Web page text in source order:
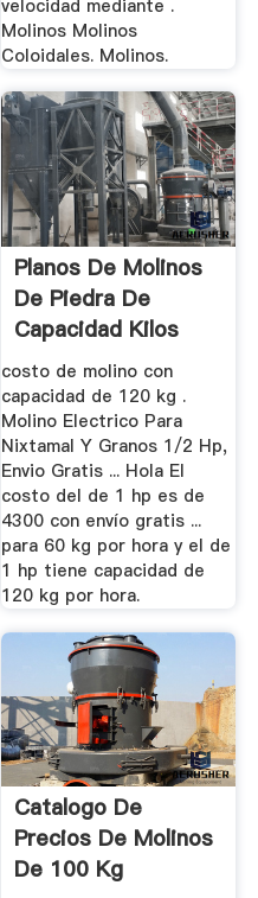
velocidad mediante .
Molinos Molinos
Coloidales. Molinos.
Planos De Molinos
De Piedra De
Capacidad Kilos
costo de molino con
capacidad de 120 kg .
Molino Electrico Para
Nixtamal Y Granos 1/2 Hp,
Envio Gratis ... Hola El
costo del de 1 hp es de
4300 con envío gratis ...
para 60 kg por hora y el de
1 hp tiene capacidad de
120 kg por hora.
Catalogo De
Precios De Molinos
De 100 Kg